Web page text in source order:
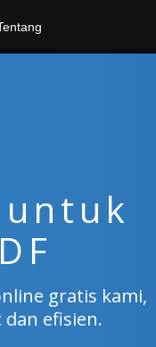
gratis kami,
efisien.